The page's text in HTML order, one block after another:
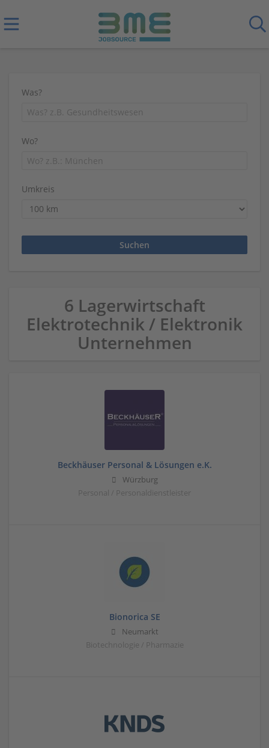
Was?
Wo?
Umkreis
6 Lagerwirtschaft
Elektrotechnik / Elektronik
Unternehmen
Beckhäuser Personal & Lösungen e.K.
Würzburg
Personal / Personaldienstleister
Bionorica SE
Neumarkt
Biotechnologie / Pharmazie